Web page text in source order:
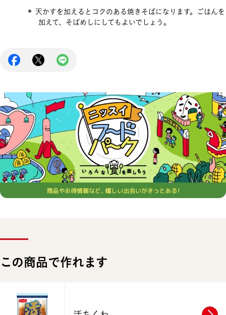
天かすを加えるとコクのある焼きそばになります。ごはんを
加えて、そばめしにしてもよいでしょう。
この商品で作れます